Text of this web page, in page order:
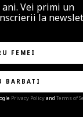
ani. Vei primi un
la
FEMEI
BARBATI
Privacy Policyand Terms of